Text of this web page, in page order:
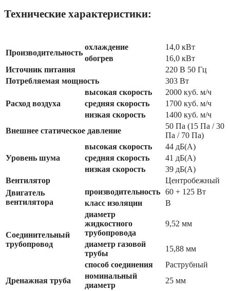
Технические характеристики:
Производительность
охлаждение
14,0 кВт
обогрев
16,0 кВт
Источник питания
220 В 50 Гц
Потребляемая мощность
303 Вт
Расход воздуха
высокая скорость
2000 куб. м/ч
средняя скорость
1700 куб. м/ч
низкая скорость
1400 куб. м/ч
Внешнее статическое давление
50 Па (15 Па / 30
Па / 70 Па)
Уровень шума
высокая скорость
44 дБ(А)
средняя скорость
41 дБ(А)
низкая скорость
39 дБ(А)
Вентилятор
Центробежный
Двигатель
вентилятора
производительность 60 + 125 Вт
класс изоляции
B
Соединительный
трубопровод
диаметр
жидкостного
трубопровода
9,52 мм
диаметр газовой
трубы
15,88 мм
способ соединения
Раструбный
Дренажная труба
номинальный
диаметр
25 мм